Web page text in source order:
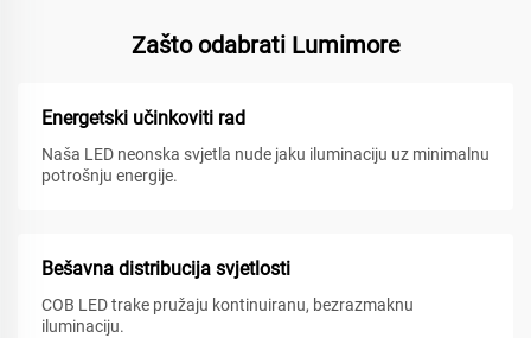
Zašto odabrati Lumimore
Energetski učinkoviti rad
Naša LED neonska svjetla nude jaku iluminaciju uz minimalnu
potrošnju energije.
Bešavna distribucija svjetlosti
COB LED trake pružaju kontinuiranu, bezrazmaknu
iluminaciju.